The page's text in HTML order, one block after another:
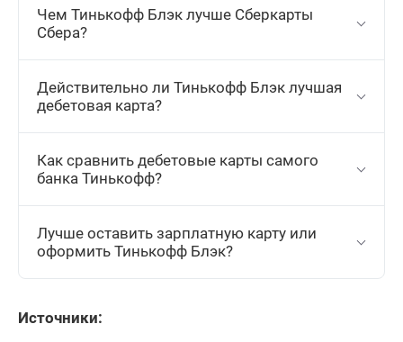
Чем Тинькофф Блэк лучше Сберкарты
Сбера?
Действительно ли Тинькофф Блэк лучшая
дебетовая карта?
Как сравнить дебетовые карты самого
банка Тинькофф?
Лучше оставить зарплатную карту или
оформить Тинькофф Блэк?
Источники: